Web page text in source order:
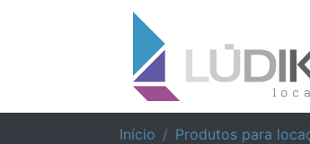
Início Produtos para